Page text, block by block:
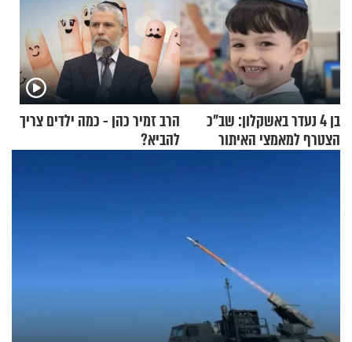
בן 4 נעדר באשקלון: שב"כ
הצטרף למאמצי האיתור
הרב זמיר כהן - כמה ילדים צריך
להביא?